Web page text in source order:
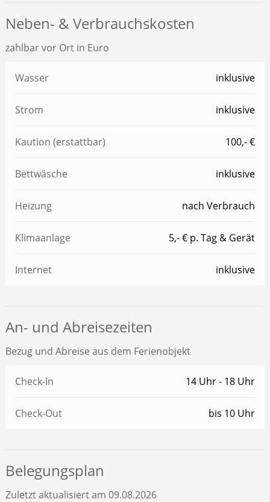
Neben- & Verbrauchskosten
zahlbar vor Ort in Euro
Wasser inklusive
Strom inklusive
Kaution (erstattbar) 100,- €
Bettwäsche inklusive
Heizung nach Verbrauch
Klimaanlage 5,- € p. Tag & Gerät
Internet inklusive
An- und Abreisezeiten
Bezug und Abreise aus dem Ferienobjekt
Check-In 14 Uhr - 18 Uhr
Check-Out bis 10 Uhr
Belegungsplan
Zuletzt aktualisiert am 09.08.2026